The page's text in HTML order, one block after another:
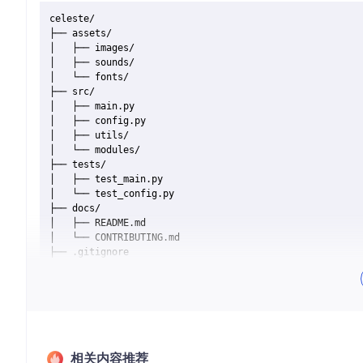
celeste/
├── assets/
│   ├── images/
│   ├── sounds/
│   └── fonts/
├── src/
│   ├── main.py
│   ├── config.py
│   ├── utils/
│   └── modules/
├── tests/
│   ├── test_main.py
│   └── test_config.py
├── docs/
│   ├── README.md
│   └── CONTRIBUTING.md
├── .gitignore
相关内容推荐